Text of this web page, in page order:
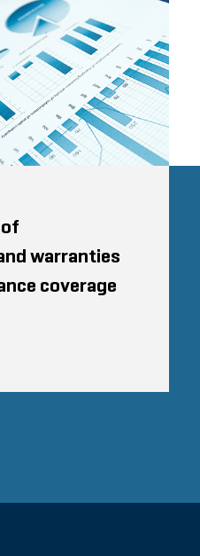
warranties
coverage